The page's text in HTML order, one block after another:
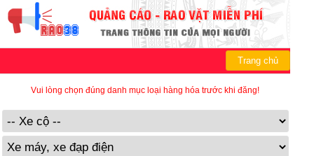
Trang chủ
Vui lòng chọn đúng danh mục loại hàng hóa trước khi đăng!